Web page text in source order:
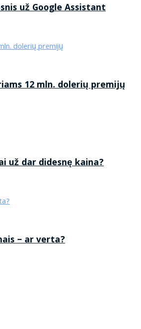
už Google Assistant
12 mln. dolerių premijų
už dar didesnę kaina?
– ar verta?